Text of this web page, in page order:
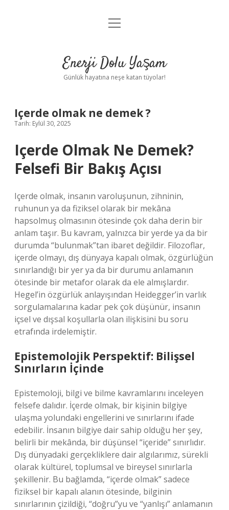
Anasayfa
Yasal Uyarı
menüyü
Enerji Dolu Yaşam
Günlük hayatına neşe katan tüyolar!
Içerde olmak ne demek ?
Tarih: Eylül 30, 2025
Içerde Olmak Ne Demek?
Felsefi Bir Bakış Açısı
Içerde olmak, insanın varoluşunun, zihninin,
ruhunun ya da fiziksel olarak bir mekâna
hapsolmuş olmasının ötesinde çok daha derin bir
anlam taşır. Bu kavram, yalnızca bir yerde ya da bir
durumda “bulunmak”tan ibaret değildir. Filozoflar,
içerde olmayı, dış dünyaya kapalı olmak, özgürlüğün
sınırlandığı bir yer ya da bir durumu anlamanın
ötesinde bir metafor olarak da ele almışlardır.
Hegel’in özgürlük anlayışından Heidegger’in varlık
sorgulamalarına kadar pek çok düşünür, insanın
içsel ve dışsal koşullarla olan ilişkisini bu soru
etrafında irdelemiştir.
Epistemolojik Perspektif: Bilişsel
Sınırların İçinde
Epistemoloji, bilgi ve bilme kavramlarını inceleyen
felsefe dalıdır. İçerde olmak, bir kişinin bilgiye
ulaşma yolundaki engellerini ve sınırlarını ifade
edebilir. İnsanın bilgiye dair sahip olduğu her şey,
belirli bir mekânda, bir düşünsel “içeride” sınırlıdır.
Dış dünyadaki gerçekliklere dair algılarımız, sürekli
olarak kültürel, toplumsal ve bireysel sınırlarla
şekillenir. Bu bağlamda, “içerde olmak” sadece
fiziksel bir kapalı alanın ötesinde, bilginin
sınırlarının çizildiği, “doğru”yu ve “yanlışı” anlamanın